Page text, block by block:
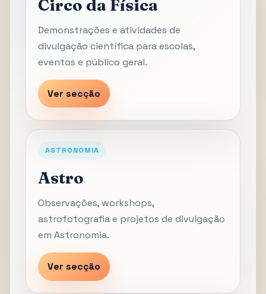
Circo da Física
Demonstrações e atividades de
divulgação científica para escolas,
eventos e público geral.
Ver secção
ASTRONOMIA
Astro
Observações, workshops,
astrofotografia e projetos de divulgação
em Astronomia.
Ver secção